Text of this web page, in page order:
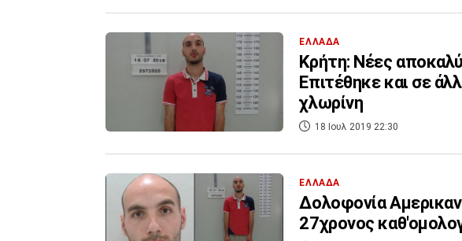
ΕΛΛΑΔΑ
Κρήτη: Νέες
Επιτέθηκε και σε
χλωρίνη
18 Ιουλ 2019 22:30
ΕΛΛΑΔΑ
Δολοφονία
27χρονος